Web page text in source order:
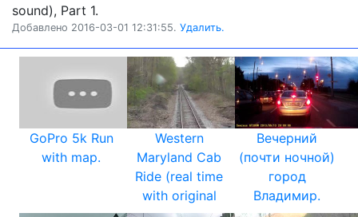
sound), Part 1.
Добавлено 2016-03-01 12:31:55. Удалить.
GoPro 5k Run
with map.
Western
Maryland Cab
Ride (real time
with original
Вечерний
(почти ночной)
город
Владимир.